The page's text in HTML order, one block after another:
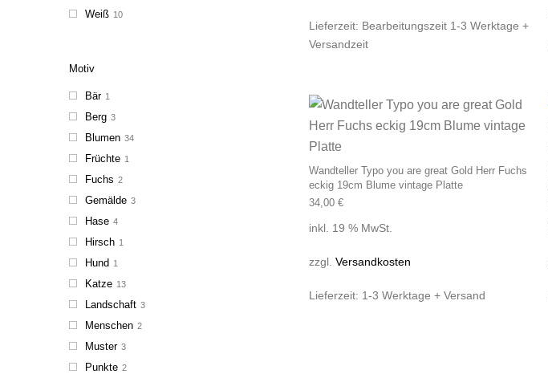
Weiß 10
Motiv
Bär 1
Berg 3
Blumen 34
Früchte 1
Fuchs 2
Gemälde 3
Hase 4
Hirsch 1
Hund 1
Katze 13
Landschaft 3
Menschen 2
Muster 3
Punkte 2
Lieferzeit: Bearbeitungszeit 1-3 Werktage +
Versandzeit
Wandteller Typo you are great Gold Herr Fuchs
eckig 19cm Blume vintage Platte
34,00 €
inkl. 19 % MwSt.
zzgl. Versandkosten
Lieferzeit: 1-3 Werktage + Versand